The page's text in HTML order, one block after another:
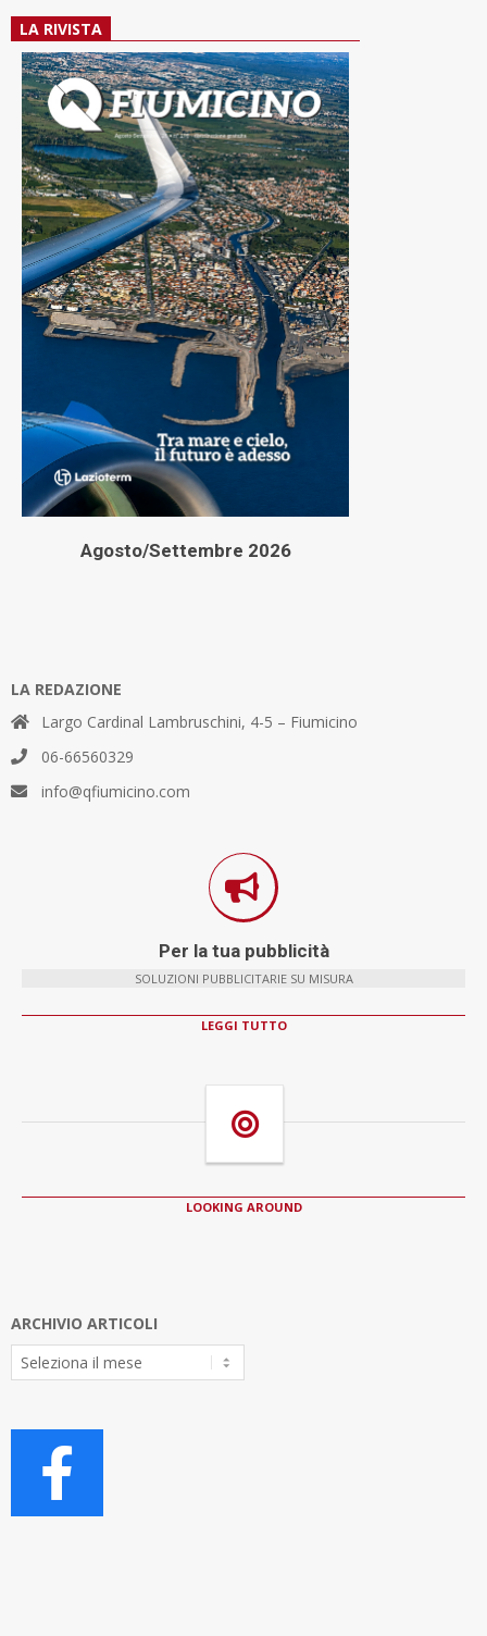
LA RIVISTA
Agosto/Settembre 2026
LA REDAZIONE
Largo Cardinal Lambruschini, 4-5 – Fiumicino
06-66560329
info@qfiumicino.com
Per la tua pubblicità
SOLUZIONI PUBBLICITARIE SU MISURA
LEGGI TUTTO
LOOKING AROUND
ARCHIVIO ARTICOLI
Archivio
Articoli